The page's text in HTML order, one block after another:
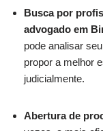
Busca por
advogado em
pode analisar
propor a melhor
judicialmente.
Abertura de